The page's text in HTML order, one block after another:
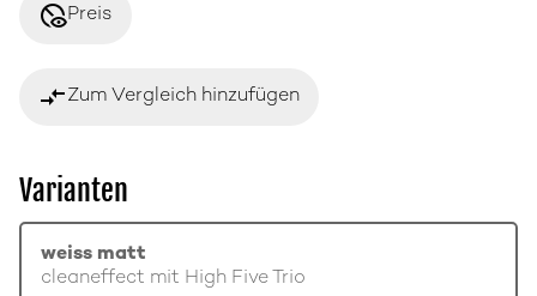
disabled_visiblePreis
compare_arrowsZum Vergleich hinzufügen
Varianten
weiss matt
cleaneffect mit High Five Trio